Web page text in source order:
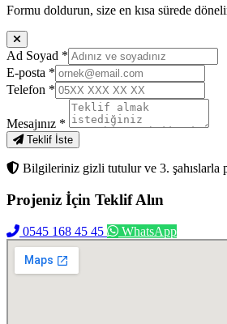
Formu doldurun, size en kısa sürede
Ad Soyad *
E-posta *
Telefon *
Mesajınız *
Teklif İste
Bilgileriniz gizli tutulur ve 3. şahıslarla
Projeniz İçin Teklif Alın
0545 168 45 45 WhatsApp